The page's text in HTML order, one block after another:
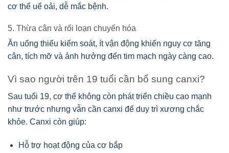
cơ thể uể oải, dễ mắc bệnh.
5. Thừa cân và rối loạn chuyển hóa
Ăn uống thiếu kiểm soát, ít vận động khiến nguy cơ tăng
cân, tích mỡ và ảnh hưởng đến tim mạch ngày càng cao.
Vì sao người trên 19 tuổi cần bổ sung canxi?
Sau tuổi 19, cơ thể không còn phát triển chiều cao mạnh
như trước nhưng vẫn cần canxi để duy trì xương chắc
khỏe. Canxi còn giúp:
Hỗ trợ hoạt động của cơ bắp